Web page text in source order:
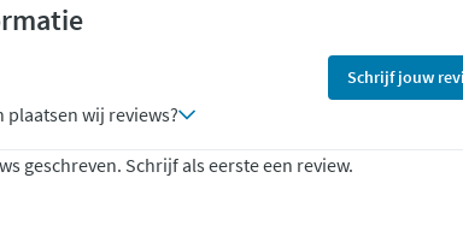
Schrijf jouw
wij reviews?
geschreven. Schrijf als eerste een review.